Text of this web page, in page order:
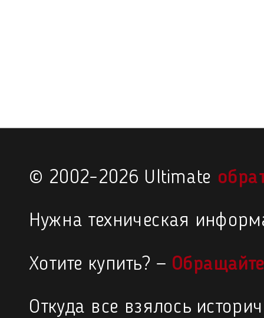
© 2002–2026 Ultimate
Нужна техническая
Хотите купить? —
Откуда все взялось